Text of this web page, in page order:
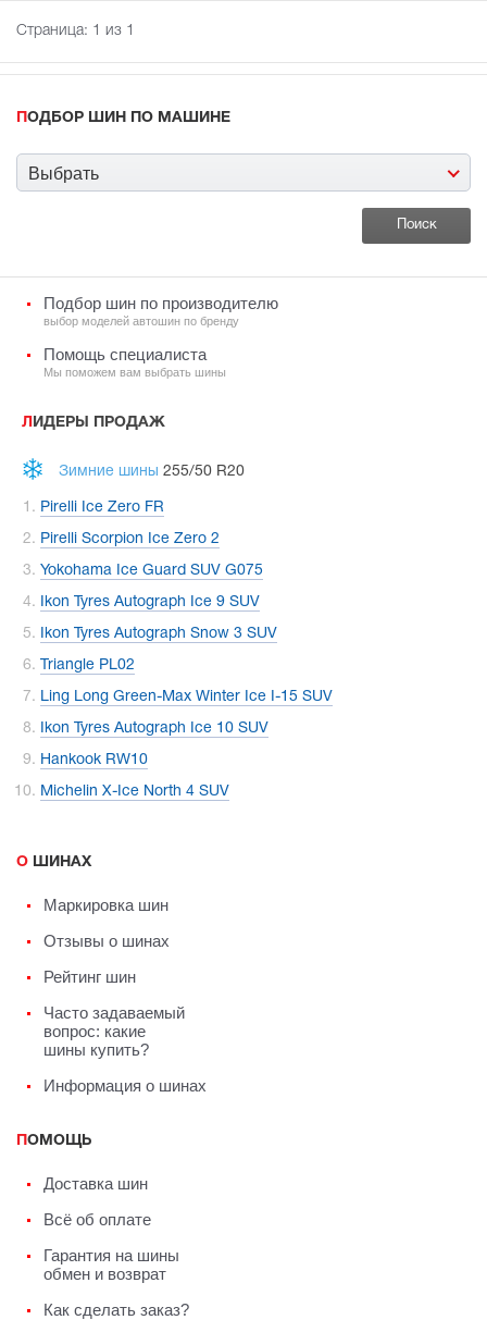
Страница: 1 из 1
ПОДБОР ШИН ПО МАШИНЕ
Выбрать
Подбор шин по производителю
выбор моделей автошин по бренду
Помощь специалиста
Мы поможем вам выбрать шины
ЛИДЕРЫ ПРОДАЖ
Зимние шины 255/50 R20
Pirelli Ice Zero FR
Pirelli Scorpion Ice Zero 2
Yokohama Ice Guard SUV G075
Ikon Tyres Autograph Ice 9 SUV
Ikon Tyres Autograph Snow 3 SUV
Triangle PL02
Ling Long Green-Max Winter Ice I-15 SUV
Ikon Tyres Autograph Ice 10 SUV
Hankook RW10
Michelin X-Ice North 4 SUV
О ШИНАХ
Маркировка шин
Отзывы о шинах
Рейтинг шин
Часто задаваемый
вопрос: какие
шины купить?
Информация о шинах
ПОМОЩЬ
Доставка шин
Всё об оплате
Гарантия на шины
обмен и возврат
Как сделать заказ?